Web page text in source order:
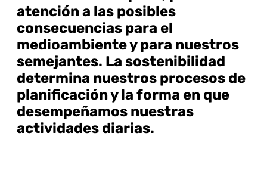
atención a las posibles
consecuencias para el
medioambiente y para nuestros
semejantes. La sostenibilidad
determina nuestros procesos de
planificación y la forma en que
desempeñamos nuestras
actividades diarias.